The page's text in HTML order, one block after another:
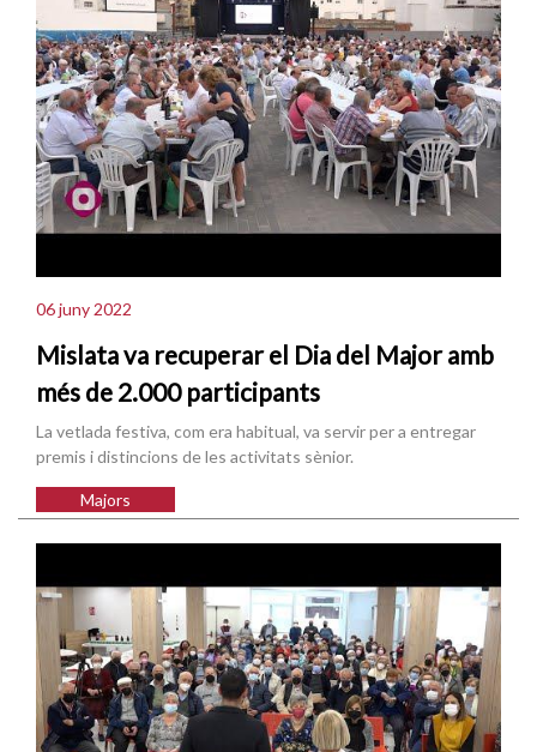
06 juny 2022
Mislata va recuperar el Dia del Major amb
més de 2.000 participants
La vetlada festiva, com era habitual, va servir per a entregar
premis i distincions de les activitats sènior.
Majors